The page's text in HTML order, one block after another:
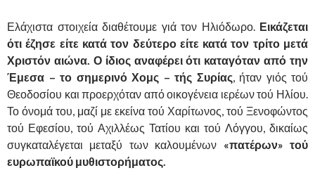
Ελάχιστα στοιχεία διαθέτουμε γιά τον Ηλιόδωρο. Εικάζεται
ότι έζησε είτε κατά τον δεύτερο είτε κατά τον τρίτο μετά
Χριστόν αιώνα. Ο ίδιος αναφέρει ότι καταγόταν από την
Έμεσα – το σημερινό Χομς – τής Συρίας, ήταν γιός τού
Θεοδοσίου και προερχόταν από οικογένεια ιερέων τού Ηλίου.
Το όνομά του, μαζί με εκείνα τού Χαρίτωνος, τού Ξενοφώντος
τού Εφεσίου, τού Αχιλλέως Τατίου και τού Λόγγου, δικαίως
συγκαταλέγεται μεταξύ των καλουμένων «πατέρων» τού
ευρωπαϊκού μυθιστορήματος.